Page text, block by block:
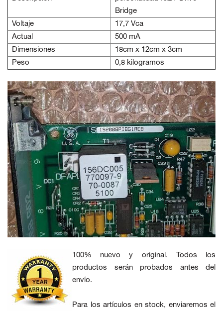
Bridge
Voltaje
17,7 Vca
Actual
500 mA
Dimensiones
18cm x 12cm x 3cm
Peso
0,8 kilogramos
100% nuevo y original. Todos los
productos serán probados antes del
envío.
Para los artículos en stock, enviaremos el